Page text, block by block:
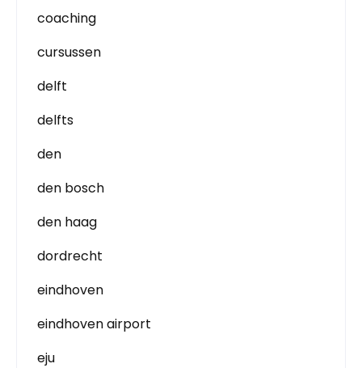
coaching
cursussen
delft
delfts
den
den bosch
den haag
dordrecht
eindhoven
eindhoven airport
eju